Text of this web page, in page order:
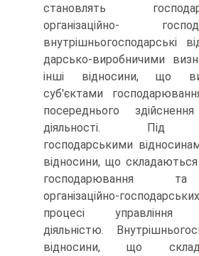
становлять
організаційно-
внутрішньогосподарські
дарсько-виробничими
інші відносини, що
суб'єктами
посереднього
діяльності. Під
господарськими
відно­сини, що
господарювання
організаційно-
про­цесі управління
діяльністю.
відносини, що